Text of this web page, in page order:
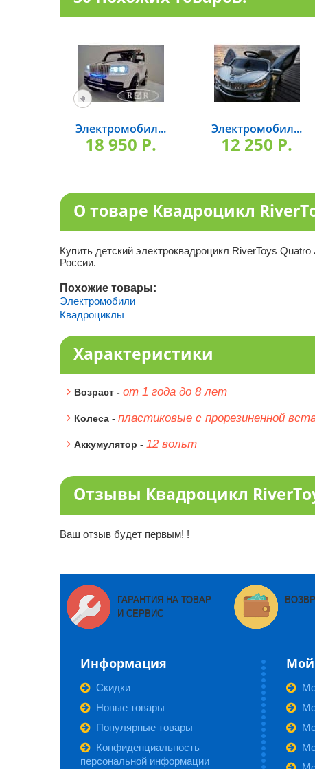
Электромобил...
18 950 P.
Электромобил...
12 250 P.
О товаре Квадроцикл
Купить детский электроквадроцикл RiverToys
России.
Похожие товары:
Электромобили
Квадроциклы
Характеристики
Возраст - от 1 года до 8 лет
Колеса - пластиковые с прорезиненной
Аккумулятор - 12 вольт
Отзывы Квадроцикл
Ваш отзыв будет первым! !
ГАРАНТИЯ НА ТОВАР
И СЕРВИС
Информация
Скидки
Новые товары
Популярные товары
Конфиденциальность
персональной информации